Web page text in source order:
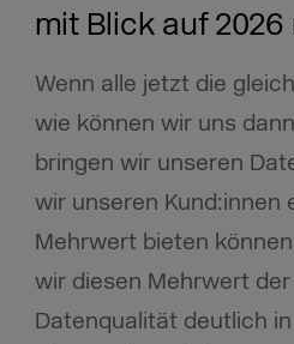
mit Blick auf 2026
Wenn alle jetzt die
wie können wir uns
bringen wir unseren
wir unseren Kund:innen
Mehrwert bieten
wir diesen Mehrwert
Datenqualität deutlich